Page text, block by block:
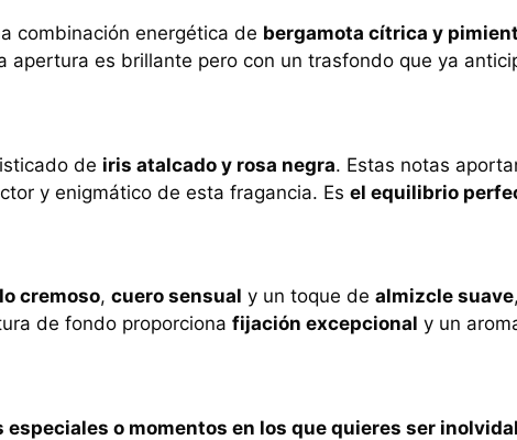
combinación energética de bergamota cítrica y
apertura es brillante pero con un trasfondo que ya
de iris atalcado y rosa negra. Estas notas
y enigmático de esta fragancia. Es el equilibrio
cremoso, cuero sensual y un toque de almizcle suave
de fondo proporciona fijación excepcional y un
especiales o momentos en los que quieres ser